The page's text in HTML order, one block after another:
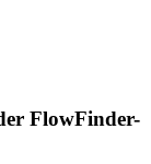
FlowFinder-